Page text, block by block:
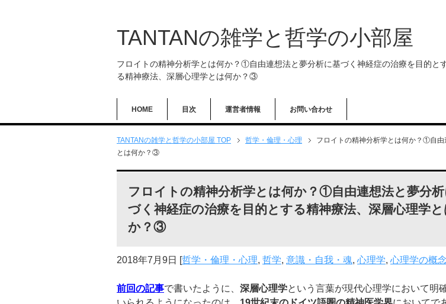
TANTANの雑学と哲学の小部屋
フロイトの精神分析学とは何か？①自由連想法と夢分析に基づく神経症の治療を目的と
る精神療法、深層心理学とは何か？③
HOME 目次 運営者情報 お問い合わせ
TANTANの雑学と哲学の小部屋 TOP 哲学・倫理・心理
フロイトの精神分析学とは何か？①自
とは何か？③
フロイトの精神分析学とは何か？①自由連想法と夢分
づく神経症の治療を目的とする精神療法、深層心理学
か？③
2018年7月9日 [哲学・倫理・心理, 哲学, 意識・自我・魂, 心理学, 心理学の概念
前回の記事で書いたように、 深層心理学という言葉が現代心理学において明